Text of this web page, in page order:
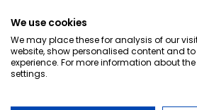
We use cookies
We may place these for analysis of our
website, show personalised content and
experience. For more information about
settings.